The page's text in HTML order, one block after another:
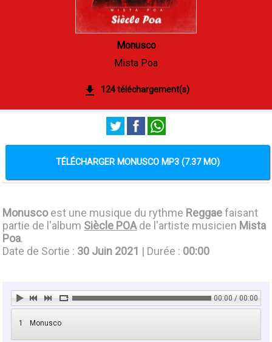
Monusco
Mista Poa
124 téléchargement(s)
TÉLÉCHARGER MONUSCO MP3 (7.37 MO)
Monuscoest une musique du rythme Reggaefaisant
partie de l'album Siècle POAde l'artiste musicien Mista
Poa.
Date de Sortie : 30 Juin 2021 | Durée : 00:00
00:00 / 00:00
1 Monusco